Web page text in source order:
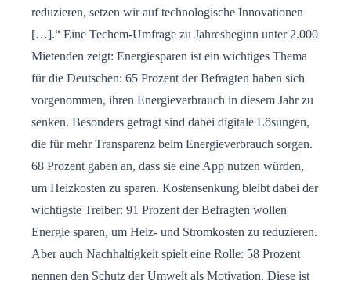
reduzieren, setzen wir auf technologische Innovationen
[…].“ Eine Techem-Umfrage zu Jahresbeginn unter 2.000
Mietenden zeigt: Energiesparen ist ein wichtiges Thema
für die Deutschen: 65 Prozent der Befragten haben sich
vorgenommen, ihren Energieverbrauch in diesem Jahr zu
senken. Besonders gefragt sind dabei digitale Lösungen,
die für mehr Transparenz beim Energieverbrauch sorgen.
68 Prozent gaben an, dass sie eine App nutzen würden,
um Heizkosten zu sparen. Kostensenkung bleibt dabei der
wichtigste Treiber: 91 Prozent der Befragten wollen
Energie sparen, um Heiz- und Stromkosten zu reduzieren.
Aber auch Nachhaltigkeit spielt eine Rolle: 58 Prozent
nennen den Schutz der Umwelt als Motivation. Diese ist